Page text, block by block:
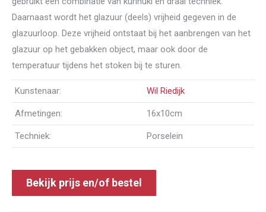
Daarnaast wordt het glazuur (deels) vrijheid gegeven in de
glazuurloop. Deze vrijheid ontstaat bij het aanbrengen van het
glazuur op het gebakken object, maar ook door de
temperatuur tijdens het stoken bij te sturen.
Kunstenaar: Wil Riedijk
Afmetingen: 16x10cm
Techniek: Porselein
Bekijk prijs en/of bestel